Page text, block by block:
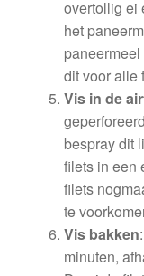
overtollig ei
het
dit voor alle
Vis in de
bespray dit
filets in een
filets
te
Vis bakken
minuten,